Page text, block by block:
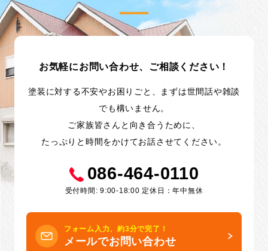
お気軽にお問い合わせ、ご相談ください！
塗装に対する不安やお困りごと、まずは世間話や雑談
でも構いません。
ご家族皆さんと向き合うために、
たっぷりと時間をかけてお話させてください。
086-464-0110
受付時間: 9:00-18:00 定休日：年中無休
フォーム入力、約3分で完了！
メールでお問い合わせ